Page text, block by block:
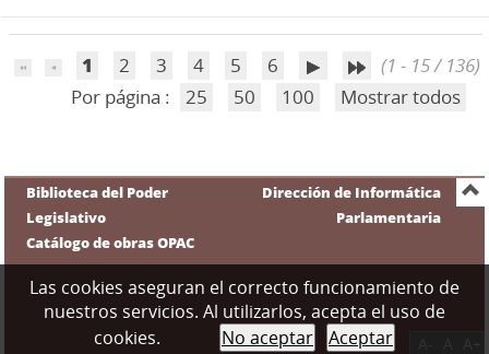
1 2 3 4 5 6
(1 - 15 / 136)
Por página :
25 50 100 Mostrar todos
Biblioteca del Poder
Legislativo
Catálogo de obras OPAC
Dirección de Informática
Parlamentaria
Las cookies aseguran el correcto funcionamiento de
nuestros servicios. Al utilizarlos, acepta el uso de
cookies.
No aceptar Aceptar